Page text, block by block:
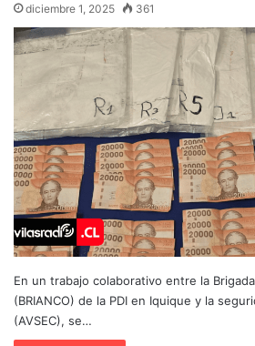
diciembre 1, 2025 361
En un trabajo colaborativo entre la
(BRIANCO) de la PDI en Iquique y la
(AVSEC), se…